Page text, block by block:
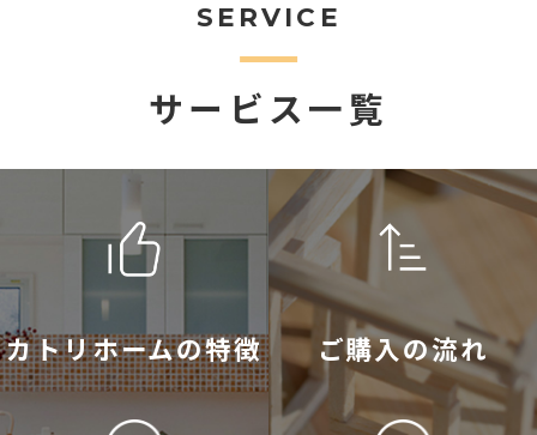
SERVICE
サービス一覧
カトリホームの特徴 ご購入の流れ